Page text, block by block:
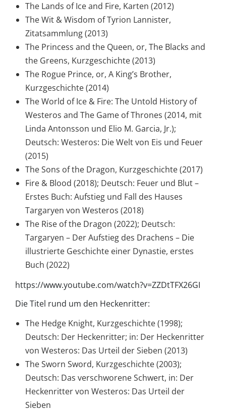
The Lands of Ice and Fire, Karten (2012)
The Wit & Wisdom of Tyrion Lannister,
Zitatsammlung (2013)
The Princess and the Queen, or, The Blacks and
the Greens, Kurzgeschichte (2013)
The Rogue Prince, or, A King’s Brother,
Kurzgeschichte (2014)
The World of Ice & Fire: The Untold History of
Westeros and The Game of Thrones (2014, mit
Linda Antonsson und Elio M. Garcia, Jr.);
Deutsch: Westeros: Die Welt von Eis und Feuer
(2015)
The Sons of the Dragon, Kurzgeschichte (2017)
Fire & Blood (2018); Deutsch: Feuer und Blut –
Erstes Buch: Aufstieg und Fall des Hauses
Targaryen von Westeros (2018)
The Rise of the Dragon (2022); Deutsch:
Targaryen – Der Aufstieg des Drachens – Die
illustrierte Geschichte einer Dynastie, erstes
Buch (2022)
https://www.youtube.com/watch?v=ZZDtTFX26GI
Die Titel rund um den Heckenritter:
The Hedge Knight, Kurzgeschichte (1998);
Deutsch: Der Heckenritter; in: Der Heckenritter
von Westeros: Das Urteil der Sieben (2013)
The Sworn Sword, Kurzgeschichte (2003);
Deutsch: Das verschworene Schwert, in: Der
Heckenritter von Westeros: Das Urteil der
Sieben